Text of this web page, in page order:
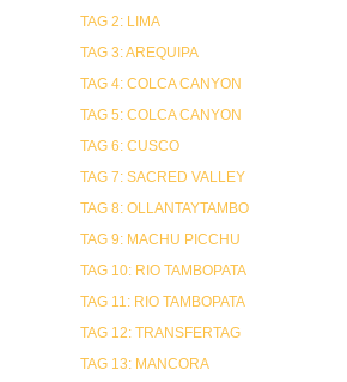
TAG 2: LIMA
TAG 3: AREQUIPA
TAG 4: COLCA CANYON
TAG 5: COLCA CANYON
TAG 6: CUSCO
TAG 7: SACRED VALLEY
TAG 8: OLLANTAYTAMBO
TAG 9: MACHU PICCHU
TAG 10: RIO TAMBOPATA
TAG 11: RIO TAMBOPATA
TAG 12: TRANSFERTAG
TAG 13: MANCORA